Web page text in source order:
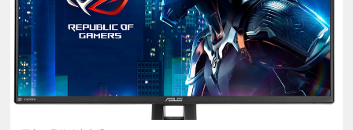
首
页
快